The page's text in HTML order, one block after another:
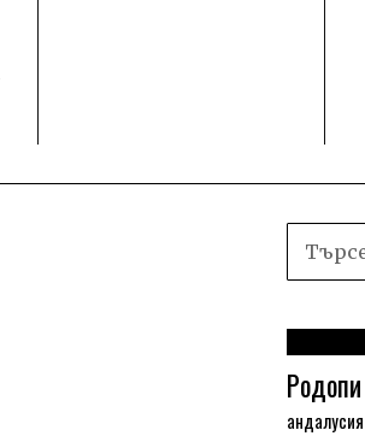
Родопи
андалусия